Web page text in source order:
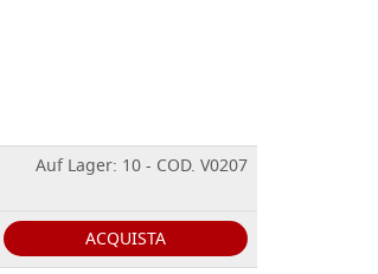
Auf Lager: 10 - COD. V0207
ACQUISTA